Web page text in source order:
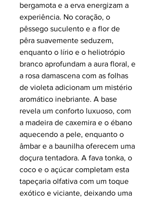
bergamota e a erva energizam a
experiência. No coração, o
pêssego suculento e a flor de
pêra suavemente seduzem,
enquanto o lírio e o heliotrópio
branco aprofundam a aura floral, e
a rosa damascena com as folhas
de violeta adicionam um mistério
aromático inebriante. A base
revela um conforto luxuoso, com
a madeira de caxemira e o ébano
aquecendo a pele, enquanto o
âmbar e a baunilha oferecem uma
doçura tentadora. A fava tonka, o
coco e o açúcar completam esta
tapeçaria olfativa com um toque
exótico e viciante, deixando uma